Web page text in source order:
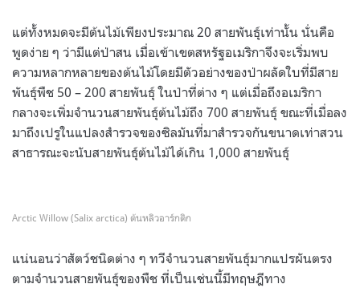
แต่ทั้งหมดจะมีต้นไม้เพียงประมาณ 20 สายพันธุ์เท่านั้น นั่นคือ
พูดง่าย ๆ ว่ามีแต่ป่าสน เมื่อเข้าเขตสหรัฐอเมริกาจึงจะเริ่มพบ
ความหลากหลายของต้นไม้โดยมีตัวอย่างของป่าผลัดใบที่มีสาย
พันธุ์พืช 50 – 200 สายพันธุ์ ในป่าที่ต่าง ๆ แต่เมื่อถึงอเมริกา
กลางจะเพิ่มจำนวนสายพันธุ์ต้นไม้ถึง 700 สายพันธุ์ ขณะที่เมื่อลง
มาถึงเปรูในแปลงสำรวจของซิลมันที่มาสำรวจกันขนาดเท่าสวน
สาธารณะจะนับสายพันธุ์ต้นไม้ได้เกิน 1,000 สายพันธุ์
Arctic Willow (Salix arctica) ต้นหลิวอาร์กติก
แน่นอนว่าสัตว์ชนิดต่าง ๆ ทวีจำนวนสายพันธุ์มากแปรผันตรง
ตามจำนวนสายพันธุ์ของพืช ที่เป็นเช่นนี้มีทฤษฎีทาง